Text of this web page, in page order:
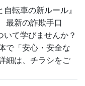
転車の新ルール』
最新の詐欺手口
いて学びませんか？
で「安心・安全な
細は、チラシをご